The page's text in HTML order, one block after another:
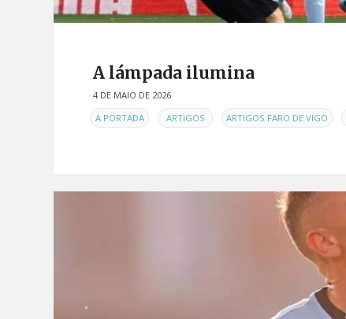
A lámpada ilumina
4 DE MAIO DE 2026
ENA PORTADA ARTIGOS ARTIGOS FARO DE VIGO